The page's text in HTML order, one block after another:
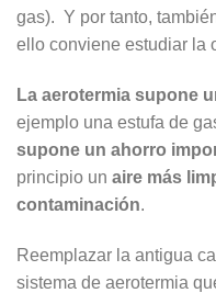
gas). Y por tanto,
ello conviene estudiar la
La aerotermia supone
ejemplo una estufa de
supone un ahorro
principio un aire más
contaminación.
Reemplazar la antigua
sistema de aerotermia